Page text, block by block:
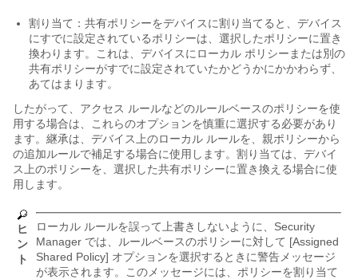
割り当て：共有ポリシーをデバイスに割り当てると、デバイス
にすでに設定されているポリシーは、選択したポリシーに置き
換わります。
これは、デバイスにローカル ポリシーまたは別の
共有ポリシーがすでに設定されていたかどうかにかかわらず、
あてはまります。
したがって、アクセス ルールなどのルールベースのポリシーを使
用する場合は、これらのオプションを慎重に選択する必要があり
ます。継承は、デバイス上のローカル ルールを、親ポリシーから
の追加ルールで補足する場合に使用します。割り当ては、デバイ
ス上のポリシーを、選択した共有ポリシーに置き換える場合に使
用します。
ヒ
ン
ト
ローカル ルールを誤って上書きしないように、Security
Manager では、ルールベースのポリシーに対して [Assigned
Shared Policy] オプションを選択するときに警告メッセージ
が表示されます。このメッセージには、ポリシーを割り当て